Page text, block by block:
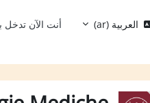
العربية ‎(ar)‎ أنت الآن